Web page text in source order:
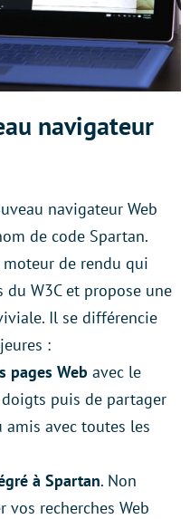
navigateur
navigateur Web
de code Spartan.
de rendu qui
du W3C et propose une
Il se différencie
:
pages Web avec le
puis de partager
amis avec toutes les
à Spartan. Non
vos recherches Web